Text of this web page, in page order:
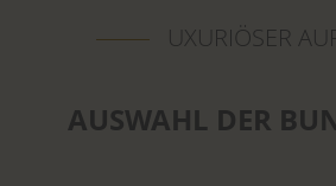
UXURIÖSER
AUSWAHL DER